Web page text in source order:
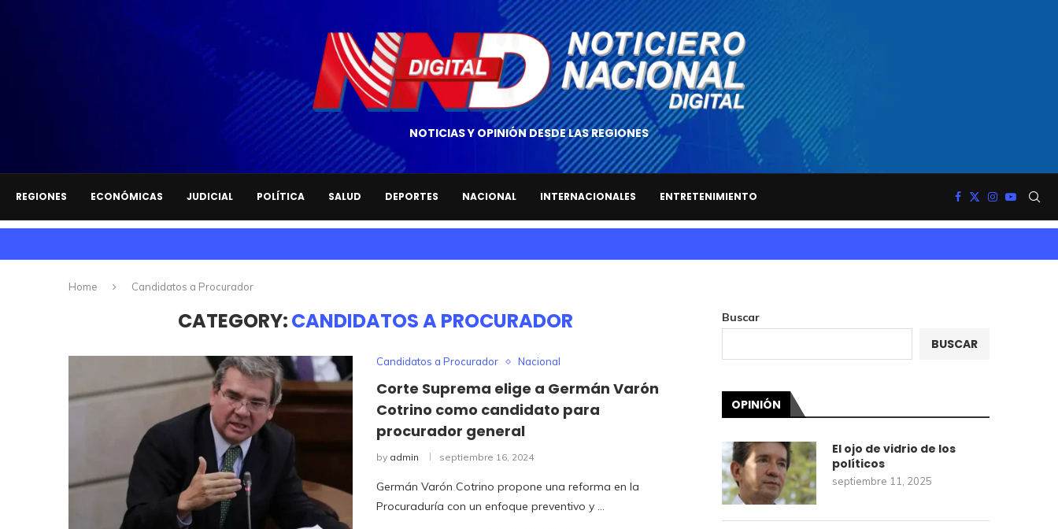
NOTICIAS Y OPINIÓN DESDE LAS REGIONES
REGIONES ECONÓMICAS JUDICIAL POLÍTICA SALUD DEPORTES NACIONAL INTERNACIONALES ENTRETENIMIENTO
Home Candidatos a Procurador
CATEGORY:CANDIDATOS A PROCURADOR
Candidatos a Procurador Nacional
Corte Suprema elige a Germán Varón
Cotrino como candidato para
procurador general
by admin septiembre 16, 2024
Germán Varón Cotrino propone una reforma en la
Procuraduría con un enfoque preventivo y …
Buscar
BUSCAR
OPINIÓN
El ojo de vidrio de los
políticos
septiembre 11, 2025